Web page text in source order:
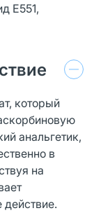
Е551,
который
анальгетик,
в
на